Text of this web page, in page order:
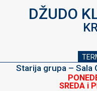
DŽUDO
Starija grupa – Sala
SREDA i